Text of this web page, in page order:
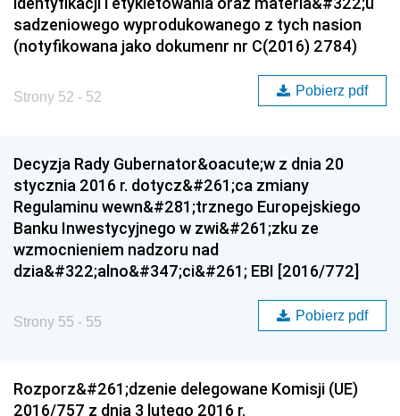
sadzeniowego wyprodukowanego z tych nasion
(notyfikowana jako dokumenr nr C(2016) 2784)
Strony 52 - 52 Pobierz pdf
Decyzja Rady Gubernator&oacute;w z dnia 20
stycznia 2016 r. dotycz&#261;ca zmiany
Regulaminu wewn&#281;trznego Europejskiego
Banku Inwestycyjnego w zwi&#261;zku ze
wzmocnieniem nadzoru nad
dzia&#322;alno&#347;ci&#261; EBI [2016/772]
Strony 55 - 55 Pobierz pdf
Rozporz&#261;dzenie delegowane Komisji (UE)
2016/757 z dnia 3 lutego 2016 r.